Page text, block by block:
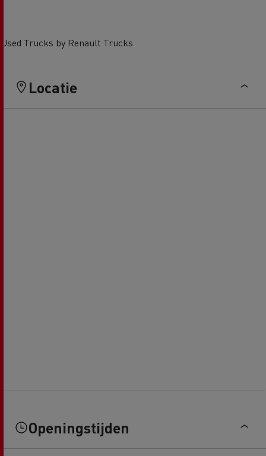
Used Trucks by Renault Trucks
Locatie
Openingstijden